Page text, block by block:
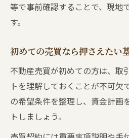
等で事前確認することで、現地
す。
初めての売買なら押さえたい
不動産売買が初めての方は、取
トを理解しておくことが不可欠
の希望条件を整理し、資金計画
トしましょう。